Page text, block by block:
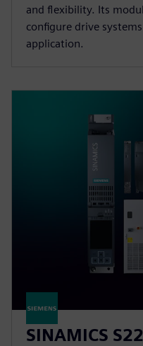
and flexibility. Its
configure drive
application.
SINAMICS